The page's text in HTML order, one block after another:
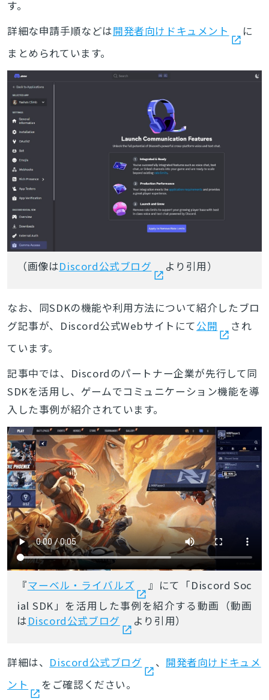
す。
詳細な申請手順などは開発者向けドキュメント
に
まとめられています。
（画像はDiscord公式ブログ より引用）
なお、同SDKの機能や利用方法について紹介したブロ
グ記事が、Discord公式Webサイトにて公開
され
ています。
記事中では、Discordのパートナー企業が先行して同
SDKを活用し、ゲームでコミュニケーション機能を導
入した事例が紹介されています。
『マーベル・ライバルズ
』にて「Discord Soc
ial SDK」を活用した事例を紹介する動画（動画
はDiscord公式ブログ より引用）
詳細は、 Discord公式ブログ 、 開発者向けドキュメ
ント
をご確認ください。